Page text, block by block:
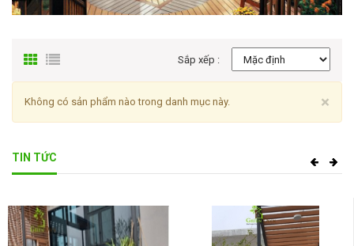
Sắp xếp :
×
Không có sản phẩm nào trong danh mục này.
TIN TỨC